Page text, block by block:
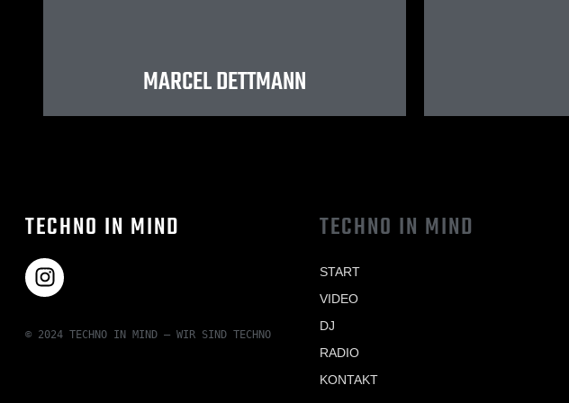
MARCEL DETTMANN
TECHNO IN MIND
© 2024 TECHNO IN MIND – WIR SIND TECHNO
TECHNO IN MIND
START
VIDEO
DJ
RADIO
KONTAKT